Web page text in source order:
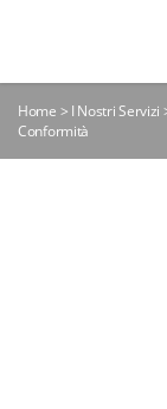
Home > I Nostri Servizi
Conformità